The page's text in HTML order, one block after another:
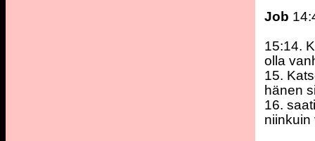
Job
15:14.
olla
15.
hänen
16.
niinkuin